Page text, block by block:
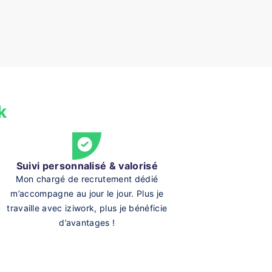
Suivi personnalisé & valorisé
Mon chargé de recrutement dédié
m’accompagne au jour le jour. Plus je
travaille avec iziwork, plus je bénéficie
d’avantages !